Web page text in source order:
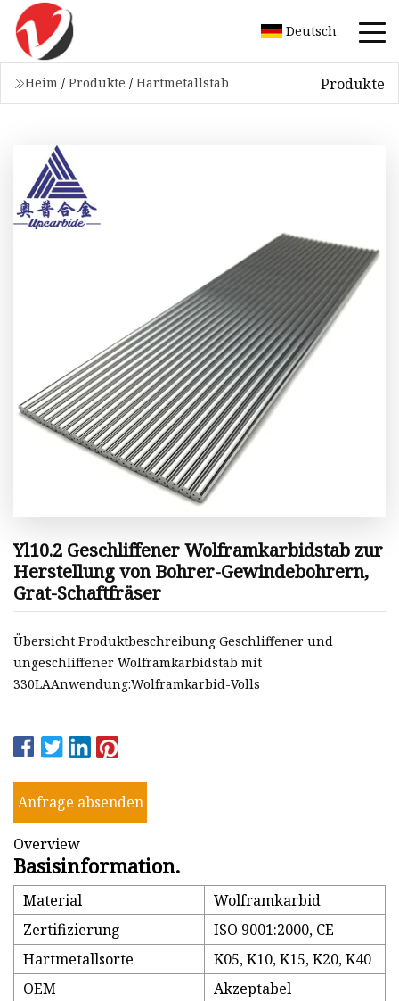
Deutsch
Heim / Produkte / Hartmetallstab Produkte
Yl10.2 Geschliffener Wolframkarbidstab zur
Herstellung von Bohrer-Gewindebohrern,
Grat-Schaftfräser
Übersicht Produktbeschreibung Geschliffener und
ungeschliffener Wolframkarbidstab mit
330LAAnwendung:Wolframkarbid-Volls
Anfrage absenden
Overview
Basisinformation.
Material
Wolframkarbid
Zertifizierung
ISO 9001:2000, CE
Hartmetallsorte
K05, K10, K15, K20, K40
OEM
Akzeptabel